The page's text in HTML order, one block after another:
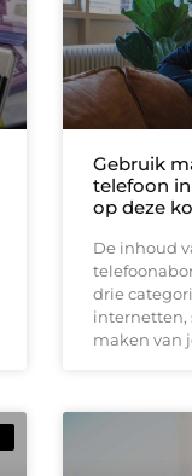
Gebruik
telefoon
op deze
De inhoud
drie
internetten,
maken van